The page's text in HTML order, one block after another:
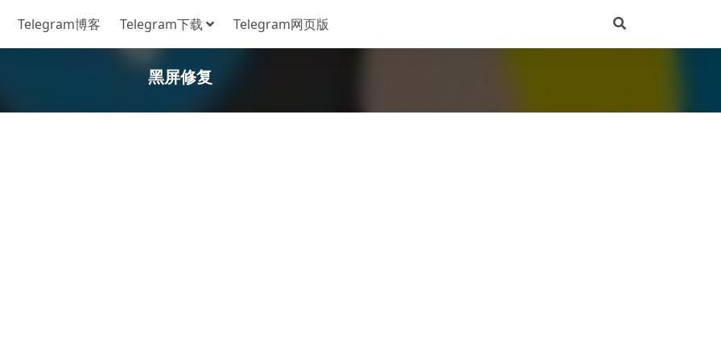
Telegram博客 Telegram下载 Telegram网页版
黑屏修复